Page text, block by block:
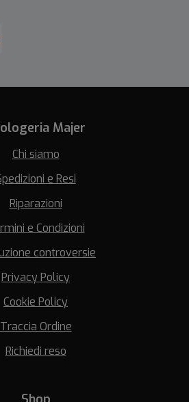
Majer
Chi siamo
e Resi
Riparazioni
e Condizioni
controversie
Privacy Policy
Cookie Policy
Traccia Ordine
Richiedi reso